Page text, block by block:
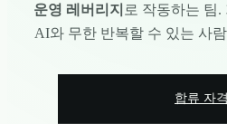
운영 레버리지 로 작동하는 팀.
AI와 무한 반복할 수 있는 사
합류 자